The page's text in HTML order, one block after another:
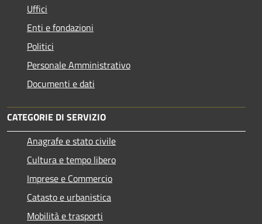
Uffici
Enti e fondazioni
Politici
Personale Amministrativo
Documenti e dati
CATEGORIE DI SERVIZIO
Anagrafe e stato civile
Cultura e tempo libero
Imprese e Commercio
Catasto e urbanistica
Mobilità e trasporti